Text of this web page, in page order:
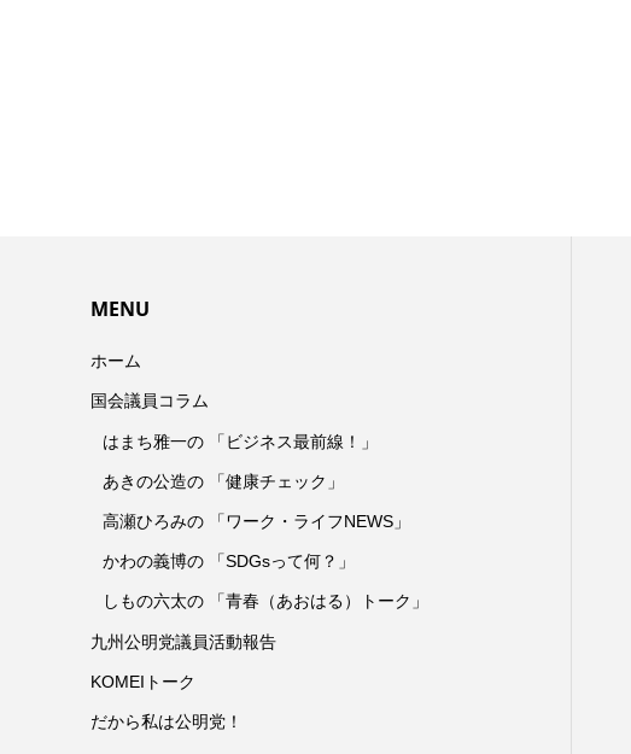
MENU
ホーム
国会議員コラム
はまち雅一の 「ビジネス最前線！」
あきの公造の 「健康チェック」
高瀬ひろみの 「ワーク・ライフNEWS」
かわの義博の 「SDGsって何？」
しもの六太の 「青春（あおはる）トーク」
九州公明党議員活動報告
KOMEIトーク
だから私は公明党！